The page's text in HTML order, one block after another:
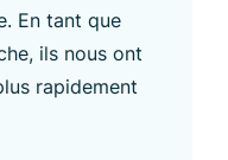
En tant que
ils nous ont
rapidement